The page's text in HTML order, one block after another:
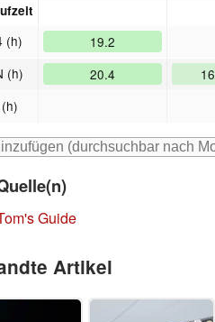
(h) 19.2
(h) 20.4 16
Guide
Artikel